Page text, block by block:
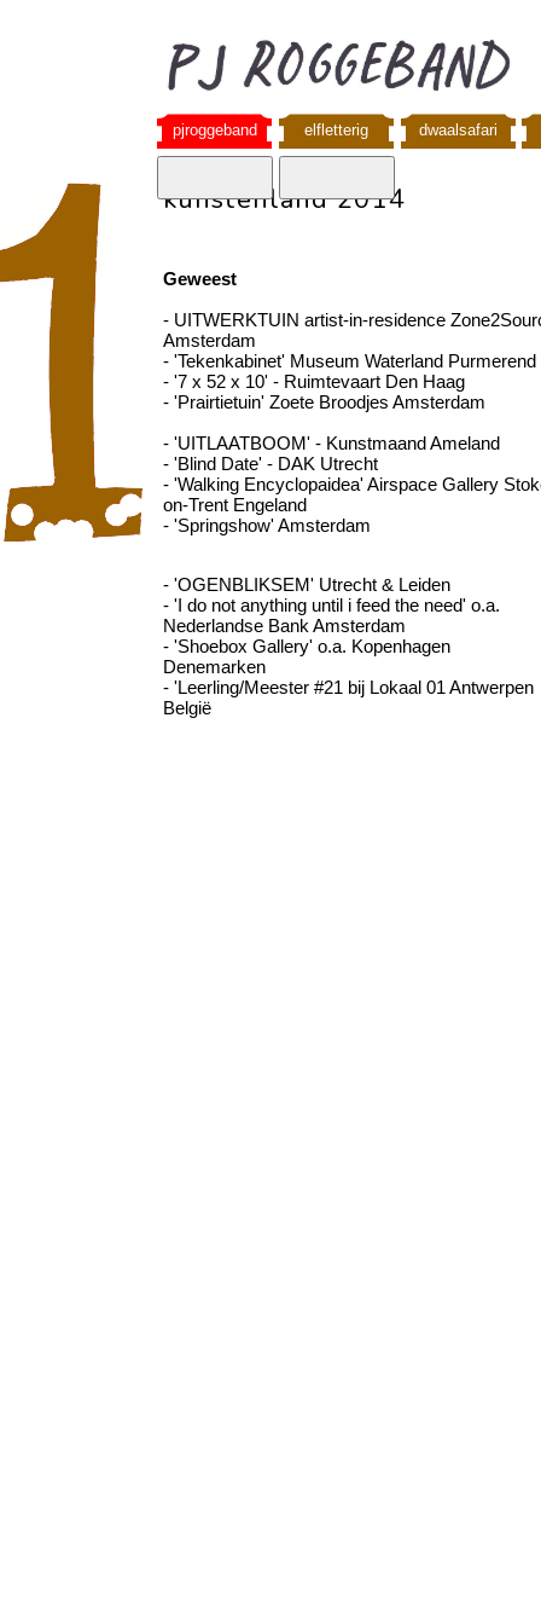
pjroggeband elfletterig dwaalsafari
kunstenland 2014
Geweest
- UITWERKTUIN artist-in-residence
Amsterdam
- 'Tekenkabinet' Museum Waterland Purmerend
- '7 x 52 x 10' - Ruimtevaart Den Haag
- 'Prairtietuin' Zoete Broodjes Amsterdam
- 'UITLAATBOOM' - Kunstmaand Ameland
- 'Blind Date' - DAK Utrecht
- 'Walking Encyclopaidea' Airspace Gallery
on-Trent Engeland
- 'Springshow' Amsterdam
- 'OGENBLIKSEM' Utrecht & Leiden
- 'I do not anything until i feed the need' o.a.
Nederlandse Bank Amsterdam
- 'Shoebox Gallery' o.a. Kopenhagen
Denemarken
- 'Leerling/Meester #21 bij Lokaal 01 Antwerpen
België